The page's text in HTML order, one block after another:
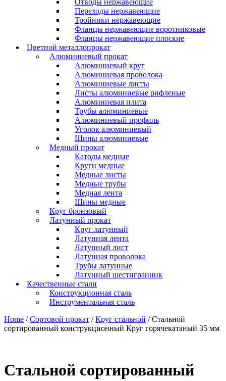
Отводы нержавеющие
Переходы нержавеющие
Тройники нержавеющие
Фланцы нержавеющие воротниковые
Фланцы нержавеющие плоские
Цветной металлопрокат
Алюминиевый прокат
Алюминиевый круг
Алюминиевая проволока
Алюминиевые листы
Листы алюминиевые рифленые
Алюминиевая плита
Трубы алюминиевые
Алюминиевый профиль
Уголок алюминиевый
Шины алюминиевые
Медный прокат
Катоды медные
Круги медные
Медные листы
Медные трубы
Медная лента
Шины медные
Круг бронзовый
Латунный прокат
Круг латунный
Латунная лента
Латунный лист
Латунная проволока
Трубы латунные
Латунный шестигранник
Качественные стали
Конструкционная сталь
Инструментальная сталь
Home /Сортовой прокат /Круг стальной / Стальной
сортированный конструкционный Круг горячекатаный 35 мм
Стальной сортированный